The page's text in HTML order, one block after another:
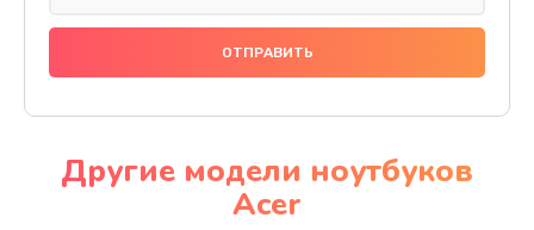
Ремонт подсветки
Настройка BIOS
Другие модели ноутбуков
Acer